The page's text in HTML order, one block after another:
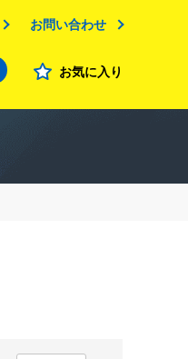
お問い合わせ
お気に入り